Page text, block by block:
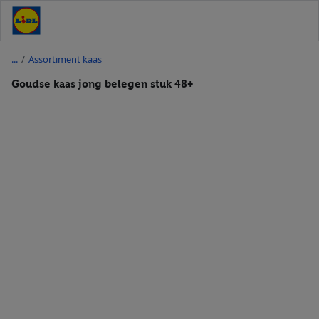
/ Assortiment kaas
Goudse kaas jong belegen stuk 48+